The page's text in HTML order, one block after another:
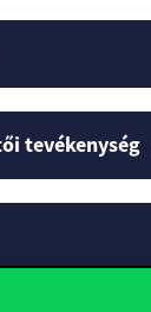
tevékenység